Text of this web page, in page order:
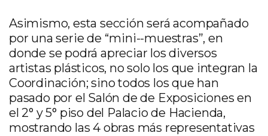
Asimismo, esta sección será acompañado
por una serie de “mini--muestras”, en
donde se podrá apreciar los diversos
artistas plásticos, no solo los que integran la
Coordinación; sino todos los que han
pasado por el Salón de de Exposiciones en
el 2° y 5° piso del Palacio de Hacienda,
mostrando las 4 obras más representativas